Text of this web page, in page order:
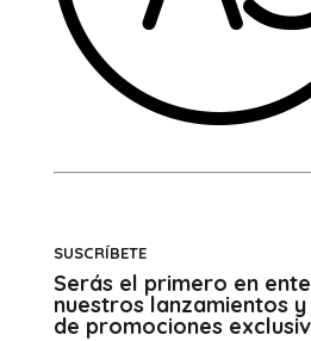
SUSCRÍBETE
Serás el primero en
nuestros lanzamientos
de promociones